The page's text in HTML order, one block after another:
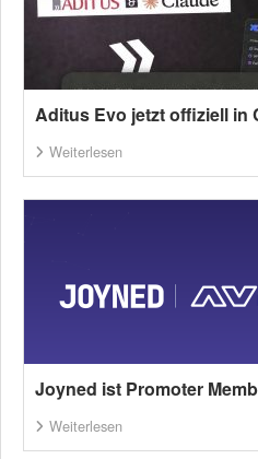
Aditus Evo jetzt offiziell in
Weiterlesen
Joyned ist Promoter
Weiterlesen